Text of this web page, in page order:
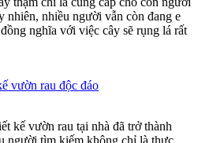
nhiên, nhiều người vẫn còn đang e
nghĩa với việc cây sẽ rụng lá rất
vườn rau độc đáo
kế vườn rau tại nhà đã trở thành